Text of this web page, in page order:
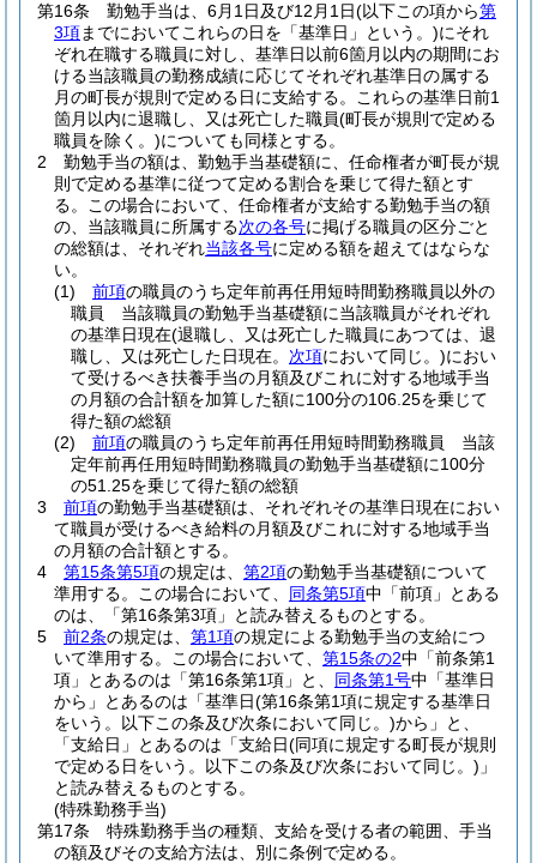
第16条
勤勉手当は、6月1日及び12月1日(以下この項から第
3項までにおいてこれらの日を「基準日」という。)にそれ
ぞれ在職する職員に対し、基準日以前6箇月以内の期間にお
ける当該職員の勤務成績に応じてそれぞれ基準日の属する
月の町長が規則で定める日に支給する。
これらの基準日前1
箇月以内に退職し、又は死亡した職員(町長が規則で定める
職員を除く。)についても同様とする。
2
勤勉手当の額は、勤勉手当基礎額に、任命権者が町長が規
則で定める基準に従つて定める割合を乗じて得た額とす
る。
この場合において、任命権者が支給する勤勉手当の額
の、当該職員に所属する次の各号に掲げる職員の区分ごと
の総額は、それぞれ当該各号に定める額を超えてはならな
い。
(1)
前項の職員のうち定年前再任用短時間勤務職員以外の
職員 当該職員の勤勉手当基礎額に当該職員がそれぞれ
の基準日現在(退職し、又は死亡した職員にあつては、退
職し、又は死亡した日現在。 次項において同じ。)におい
て受けるべき扶養手当の月額及びこれに対する地域手当
の月額の合計額を加算した額に100分の106.25を乗じて
得た額の総額
(2)
前項の職員のうち定年前再任用短時間勤務職員 当該
定年前再任用短時間勤務職員の勤勉手当基礎額に100分
の51.25を乗じて得た額の総額
3
前項の勤勉手当基礎額は、それぞれその基準日現在におい
て職員が受けるべき給料の月額及びこれに対する地域手当
の月額の合計額とする。
4
第15条第5項の規定は、 第2項の勤勉手当基礎額について
準用する。
この場合において、 同条第5項中「前項」とある
のは、「第16条第3項」と読み替えるものとする。
5
前2条の規定は、 第1項の規定による勤勉手当の支給につ
いて準用する。
この場合において、 第15条の2中「前条第1
項」とあるのは「第16条第1項」と、 同条第1号中「基準日
から」とあるのは「基準日(第16条第1項に規定する基準日
をいう。以下この条及び次条において同じ。)から」と、
「支給日」とあるのは「支給日(同項に規定する町長が規則
で定める日をいう。以下この条及び次条において同じ。) 」
と読み替えるものとする。
(特殊勤務手当)
第17条
特殊勤務手当の種類、支給を受ける者の範囲、手当
の額及びその支給方法は、別に条例で定める。